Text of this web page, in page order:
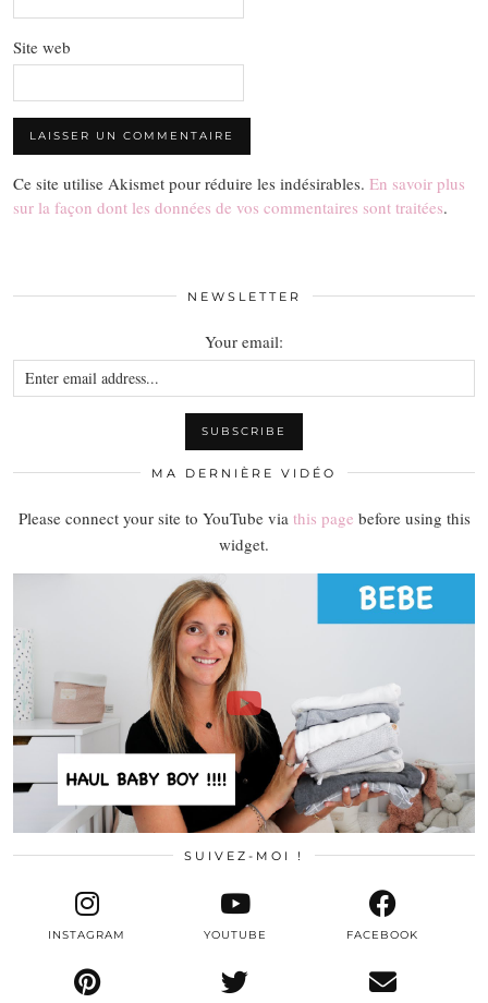
Site web
Ce site utilise Akismet pour réduire les indésirables. En savoir plus
sur la façon dont les données de vos commentaires sont traitées.
NEWSLETTER
Your email:
MA DERNIÈRE VIDÉO
Please connect your site to YouTube via this page before using this
widget.
SUIVEZ-MOI !
INSTAGRAM FACEBOOK
YOUTUBE